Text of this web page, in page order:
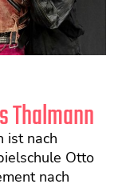
Thalmann
ist nach
Otto
nach